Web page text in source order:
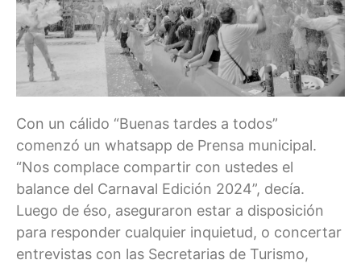
Con un cálido “Buenas tardes a todos”
comenzó un whatsapp de Prensa municipal.
“Nos complace compartir con ustedes el
balance del Carnaval Edición 2024”, decía.
Luego de éso, aseguraron estar a disposición
para responder cualquier inquietud, o concertar
entrevistas con las Secretarias de Turismo,